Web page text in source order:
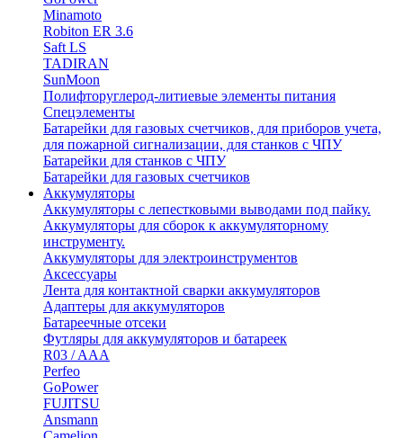
Minamoto
Robiton ER 3.6
Saft LS
TADIRAN
SunMoon
Полифторуглерод-литиевые элементы питания
Спецэлементы
Батарейки для газовых счетчиков, для приборов учета,
для пожарной сигнализации, для станков с ЧПУ
Батарейки для станков с ЧПУ
Батарейки для газовых счетчиков
Аккумуляторы
Аккумуляторы с лепестковыми выводами под пайку.
Аккумуляторы для сборок к аккумуляторному
инструменту.
Аккумуляторы для электроинструментов
Аксессуары
Лента для контактной сварки аккумуляторов
Адаптеры для аккумуляторов
Батареечные отсеки
Футляры для аккумуляторов и батареек
R03 / AAA
Perfeo
GoPower
FUJITSU
Ansmann